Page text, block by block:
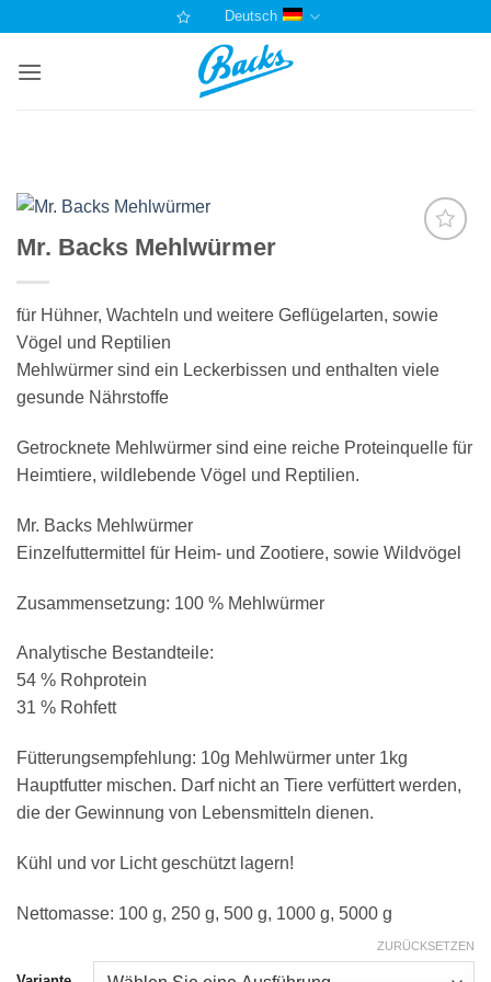
springen
Deutsch
Mr. Backs Mehlwürmer
für Hühner, Wachteln und weitere Geflügelarten, sowie
Vögel und Reptilien
Mehlwürmer sind ein Leckerbissen und enthalten viele
gesunde Nährstoffe
Getrocknete Mehlwürmer sind eine reiche Proteinquelle für
Heimtiere, wildlebende Vögel und Reptilien.
Mr. Backs Mehlwürmer
Einzelfuttermittel für Heim- und Zootiere, sowie Wildvögel
Zusammensetzung: 100 % Mehlwürmer
Analytische Bestandteile:
54 % Rohprotein
31 % Rohfett
Fütterungsempfehlung: 10g Mehlwürmer unter 1kg
Hauptfutter mischen. Darf nicht an Tiere verfüttert werden,
die der Gewinnung von Lebensmitteln dienen.
Kühl und vor Licht geschützt lagern!
Nettomasse: 100 g, 250 g, 500 g, 1000 g, 5000 g
ZURÜCKSETZEN